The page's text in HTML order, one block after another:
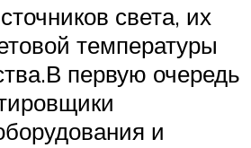
света, их
температуры
первую очередь
и